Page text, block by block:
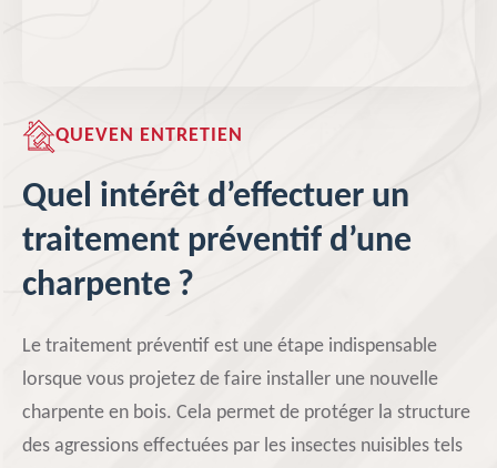
QUEVEN ENTRETIEN
Quel intérêt d’effectuer un
traitement préventif d’une
charpente ?
Le traitement préventif est une étape indispensable
lorsque vous projetez de faire installer une nouvelle
charpente en bois. Cela permet de protéger la structure
des agressions effectuées par les insectes nuisibles tels